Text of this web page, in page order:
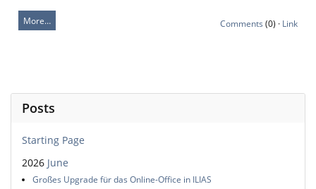
More… Comments (0) · Link
Posts
Starting Page
2026 June
Großes Upgrade für das Online-Office in ILIAS